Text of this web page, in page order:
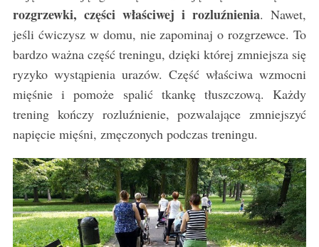
rozgrzewki, części właściwej i rozluźnienia. Nawet,
jeśli ćwiczysz w domu, nie zapominaj o rozgrzewce. To
bardzo ważna część treningu, dzięki której zmniejsza się
ryzyko wystąpienia urazów. Część właściwa wzmocni
mięśnie i pomoże spalić tkankę tłuszczową. Każdy
trening kończy rozluźnienie, pozwalające zmniejszyć
napięcie mięśni, zmęczonych podczas treningu.